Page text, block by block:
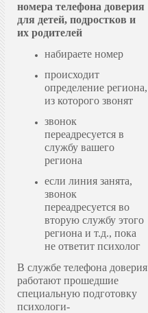
номера телефона доверия
для детей, подростков и
их родителей
набираете номер
происходит
определение региона,
из которого звонят
звонок
переадресуется в
службу вашего
региона
если линия занята,
звонок
переадресуется во
вторую службу этого
региона и т.д., пока
не ответит психолог
В службе телефона доверия
работают прошедшие
специальную подготовку
психологи-